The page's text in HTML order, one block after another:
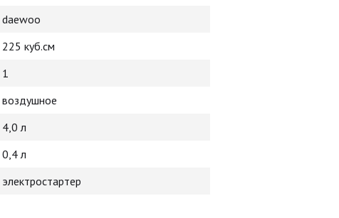
daewoo
225 куб.см
1
воздушное
4,0 л
0,4 л
электростартер